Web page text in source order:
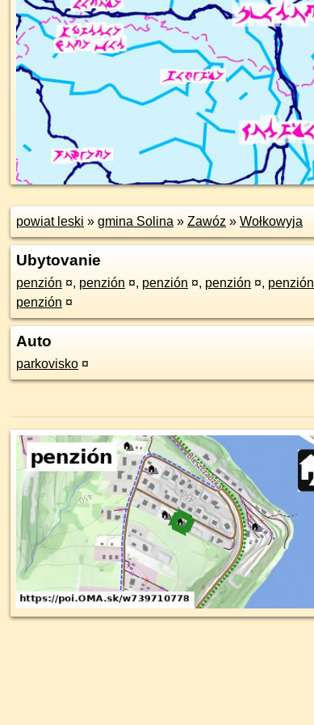
powiat leski » gmina Solina » Zawóz » Wołkowyja
Ubytovanie
penzión ¤, penzión ¤, penzión ¤, penzión ¤, penzión
penzión ¤
Auto
parkovisko ¤